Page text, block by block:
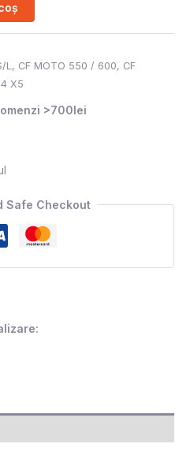
L, CF MOTO 550 / 600, CF
X5
>700lei
Safe Checkout